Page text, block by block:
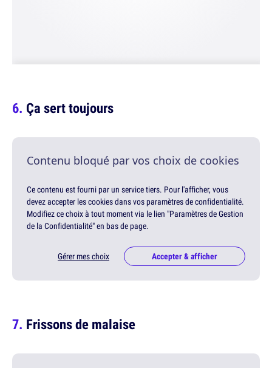
Ça sert toujours
Contenu bloqué par vos choix de cookies
Ce contenu est fourni par un service tiers. Pour l'afficher, vous
devez accepter les cookies dans vos paramètres de confidentialité.
Modifiez ce choix à tout moment via le lien "Paramètres de Gestion
de la Confidentialité" en bas de page.
Gérer mes choix Accepter & afficher
Frissons de malaise